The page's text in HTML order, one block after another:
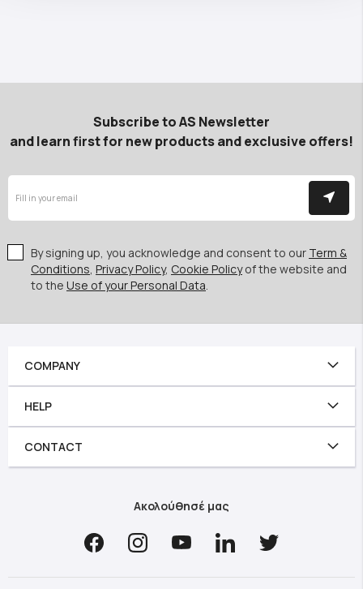
Subscribe to AS Newsletter
and learn first for new products and exclusive offers!
By signing up, you acknowledge and consent to our Term &
Conditions, Privacy Policy, Cookie Policyof the website and
to the Use of your Personal Data.
COMPANY
HELP
CONTACT
Ακολούθησέ μας